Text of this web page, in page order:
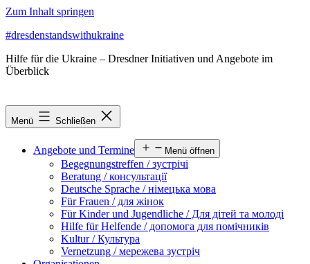
Zum Inhalt springen
#dresdenstandswithukraine
Hilfe für die Ukraine – Dresdner Initiativen und Angebote im
Überblick
Menü Schließen
Angebote und Termine Menü öffnen
Begegnungstreffen / зустрічі
Beratung / консультації
Deutsche Sprache / німецька мова
Für Frauen / для жінок
Für Kinder und Jugendliche / Для дітей та молоді
Hilfe für Helfende / допомога для помічників
Kultur / Культура
Vernetzung / мережева зустріч